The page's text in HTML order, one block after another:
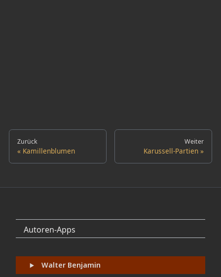
Zurück
Kamillenblumen
Weiter
Karussell-Partien
Autoren-Apps
Walter Benjamin